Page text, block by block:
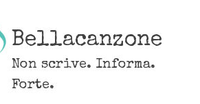
Bellacanzone
Non scrive. Informa.
Forte.